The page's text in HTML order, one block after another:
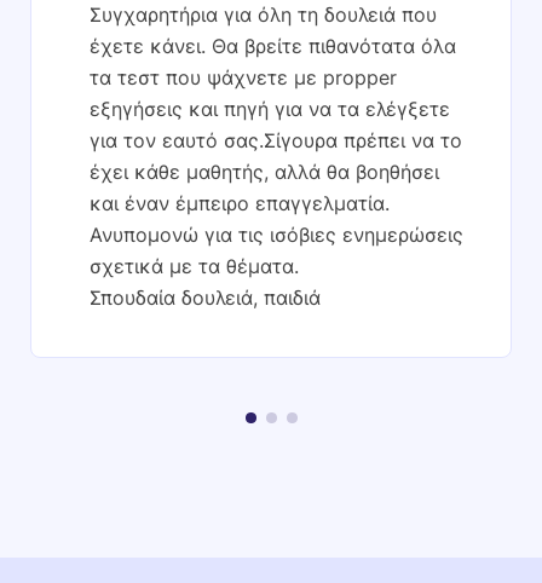
Συγχαρητήρια για όλη τη δουλειά που
έχετε κάνει. Θα βρείτε πιθανότατα όλα
τα τεστ που ψάχνετε με propper
εξηγήσεις και πηγή για να τα ελέγξετε
για τον εαυτό σας.Σίγουρα πρέπει να το
έχει κάθε μαθητής, αλλά θα βοηθήσει
και έναν έμπειρο επαγγελματία.
Ανυπομονώ για τις ισόβιες ενημερώσεις
σχετικά με τα θέματα.
Σπουδαία δουλειά, παιδιά